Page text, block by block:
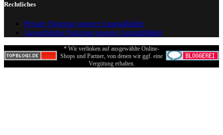
Rechtliches
Private Nutzung unserer Ausmalbilder
Gewerbliche Nutzung unserer Ausmalbilder
* Wir verlinken auf ausgewählte Online-
Shops und Partner, von denen wir ggf. eine
Vergütung erhalten.